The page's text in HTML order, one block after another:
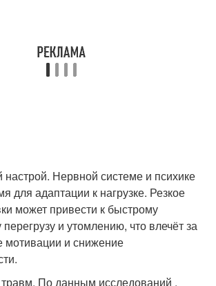
настрой. Нервной системе и психике
для адаптации к нагрузке. Резкое
может привести к быстрому
и утомлению, что влечёт за
мотивации и снижение
По данным исследований ,